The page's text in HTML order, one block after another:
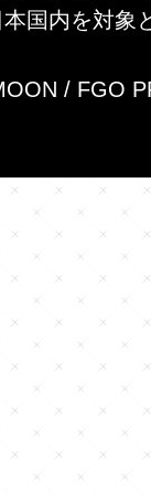
国内を対象
/ FGO